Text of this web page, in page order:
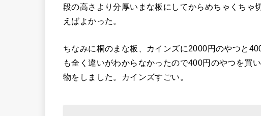
段の高さより分厚いまな板にしてからめちゃくちゃ
えばよかった。
ちなみに桐のまな板、カインズに2000円のやつと
も全く違いがわからなかったので400円のやつを買
物をしました。カインズすごい。